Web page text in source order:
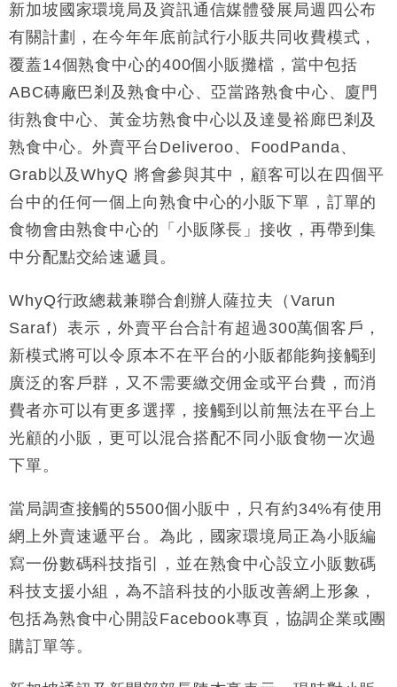
新加坡國家環境局及資訊通信媒體發展局週四公布
有關計劃，在今年年底前試行小販共同收費模式，
覆蓋14個熟食中心的400個小販攤檔，當中包括
ABC磚廠巴剎及熟食中心、亞當路熟食中心、廈門
街熟食中心、黃金坊熟食中心以及達曼裕廊巴剎及
熟食中心。外賣平台Deliveroo、FoodPanda、
Grab以及WhyQ 將會參與其中，顧客可以在四個平
台中的任何一個上向熟食中心的小販下單，訂單的
食物會由熟食中心的「小販隊長」接收，再帶到集
中分配點交給速遞員。
WhyQ行政總裁兼聯合創辦人薩拉夫（Varun
Saraf）表示，外賣平台合計有超過300萬個客戶，
新模式將可以令原本不在平台的小販都能夠接觸到
廣泛的客戶群，又不需要繳交佣金或平台費，而消
費者亦可以有更多選擇，接觸到以前無法在平台上
光顧的小販，更可以混合搭配不同小販食物一次過
下單。
當局調查接觸的5500個小販中，只有約34%有使用
網上外賣速遞平台。為此，國家環境局正為小販編
寫一份數碼科技指引，並在熟食中心設立小販數碼
科技支援小組，為不諳科技的小販改善網上形象，
包括為熟食中心開設Facebook專頁，協調企業或團
購訂單等。